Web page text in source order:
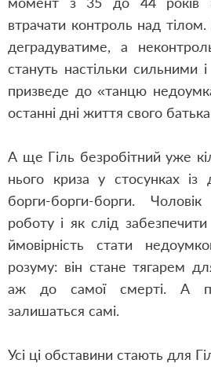
втрачати контроль над
деградуватиме, а
стануть настільки сильними
призведе до «танцю
останні дні життя свого
А ще Гіль безробітний уже
нього криза у стосунках
борги-борги-борги.
роботу і як слід
ймовірність стати
розуму: він стане тягарем
аж до самої смерті. А
залишаться самі.
Усі ці обставини стають для